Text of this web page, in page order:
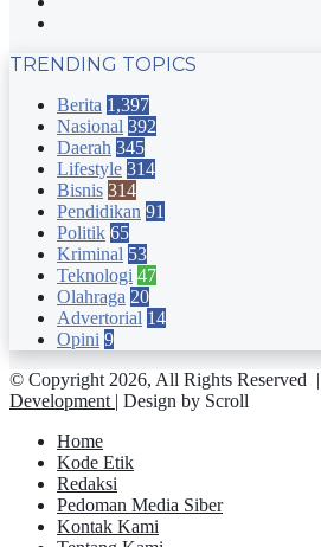
TRENDING TOPICS
Berita 1,397
Nasional 392
Daerah 345
Lifestyle 314
Bisnis 314
Pendidikan 91
Politik 65
Kriminal 53
Teknologi 47
Olahraga 20
Advertorial 14
Opini 9
© Copyright 2026, All Rights Reserved |
Development | Design by Scroll
Home
Kode Etik
Redaksi
Pedoman Media Siber
Kontak Kami